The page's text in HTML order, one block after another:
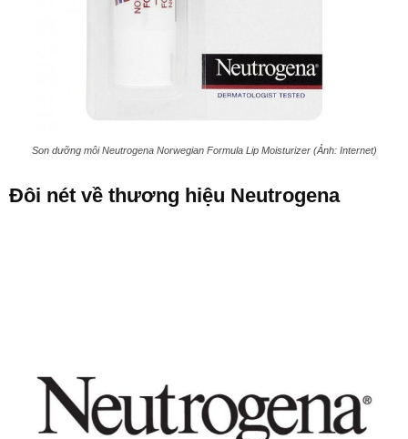
Son dưỡng môi Neutrogena Norwegian Formula Lip Moisturizer (Ảnh: Internet)
Đôi nét về thương hiệu Neutrogena